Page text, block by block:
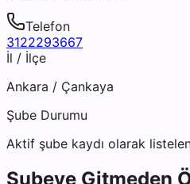
Telefon
3122293667
İl / İlçe
Ankara / Çankaya
Şube Durumu
Aktif şube kaydı olarak
Şubeye Gitmeden